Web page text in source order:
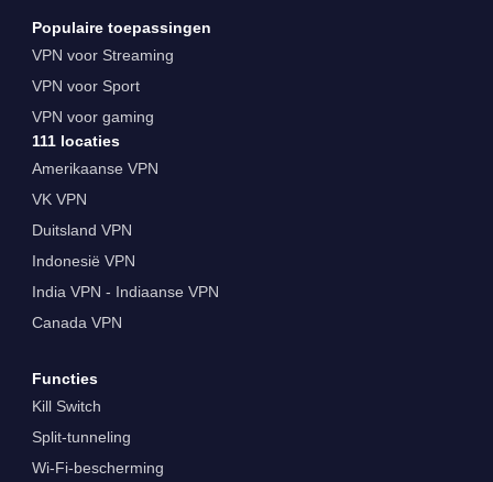
Populaire toepassingen
VPN voor Streaming
VPN voor Sport
VPN voor gaming
111 locaties
Amerikaanse VPN
VK VPN
Duitsland VPN
Indonesië VPN
India VPN - Indiaanse VPN
Canada VPN
Functies
Kill Switch
Split-tunneling
Wi-Fi-bescherming